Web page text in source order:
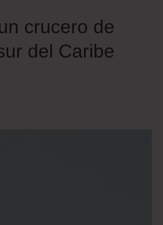
crucero de
del Caribe